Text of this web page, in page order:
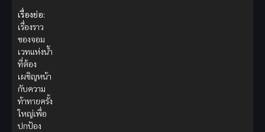
เรื่องย่อ:
เรื่องราว
ของจอม
เวทแห่งน้ำ
ที่ต้อง
เผชิญหน้า
กับความ
ท้าทายครั้ง
ใหญ่เพื่อ
ปกป้อง